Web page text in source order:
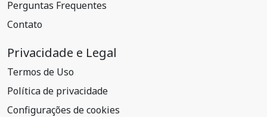
Perguntas Frequentes
Contato
Privacidade e Legal
Termos de Uso
Política de privacidade
Configurações de cookies